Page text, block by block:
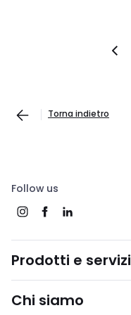
Torna indietro
Follow us
Prodotti e servizi
Chi siamo